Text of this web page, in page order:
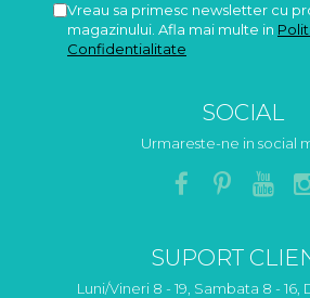
Vreau sa primesc newsletter cu
magazinului. Afla mai multe in
Confidentialitate
SOCIAL
Urmareste-ne in social
SUPORT
Luni/Vineri 8 - 19, Sambata 8 - 16,